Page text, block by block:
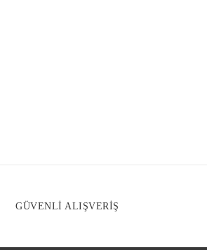
GÜVENLİ ALIŞVERİŞ